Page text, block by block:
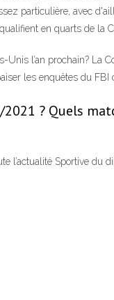
particulière, avec
en quarts de la
l’an prochain? La
les enquêtes du FBI
? Quels
l’actualité Sportive